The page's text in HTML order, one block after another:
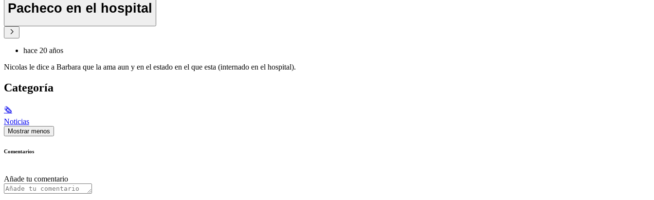
Pacheco en el hospital
hace 20 años
Nicolas le dice a Barbara que la ama aun y en el estado en el que esta (internado en el hospital).
Categoría
🗞
Noticias
Mostrar menos
Comentarios
Añade tu comentario